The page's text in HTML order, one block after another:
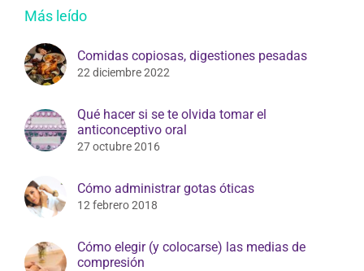
Más leído
Comidas copiosas, digestiones pesadas
22 diciembre 2022
Qué hacer si se te olvida tomar el
anticonceptivo oral
27 octubre 2016
Cómo administrar gotas óticas
12 febrero 2018
Cómo elegir (y colocarse) las medias de
compresión